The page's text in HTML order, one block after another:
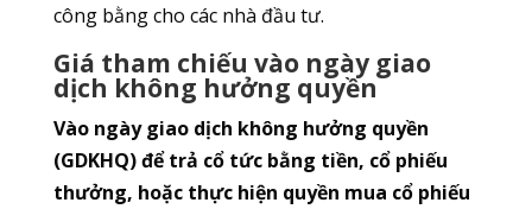
công bằng cho các nhà đầu tư.
Giá tham chiếu vào ngày giao
dịch không hưởng quyền
Vào ngày giao dịch không hưởng quyền
(GDKHQ) để trả cổ tức bằng tiền, cổ phiếu
thưởng, hoặc thực hiện quyền mua cổ phiếu